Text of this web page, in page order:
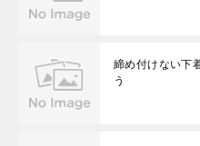
締め付けない下
う